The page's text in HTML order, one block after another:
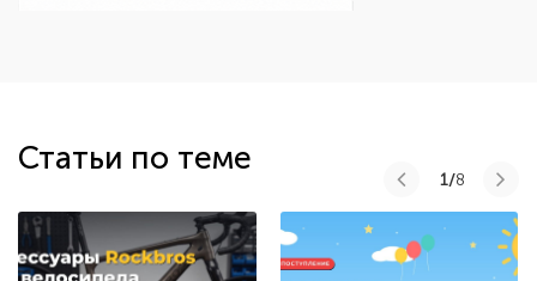
Статьи по теме
1/8